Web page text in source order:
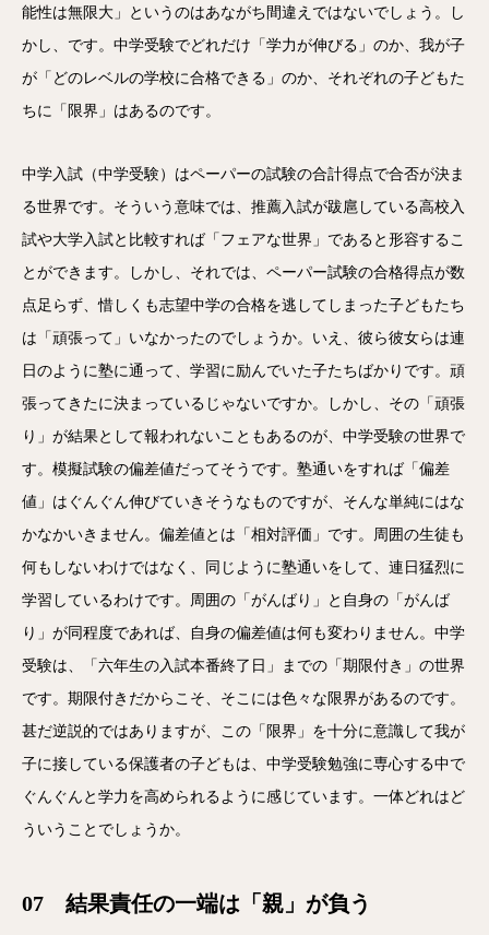
能性は無限大」というのはあながち間違えではないでしょう。し
かし、です。中学受験でどれだけ「学力が伸びる」のか、我が子
が「どのレベルの学校に合格できる」のか、それぞれの子どもた
ちに「限界」はあるのです。
中学入試（中学受験）はペーパーの試験の合計得点で合否が決ま
る世界です。そういう意味では、推薦入試が跋扈している高校入
試や大学入試と比較すれば「フェアな世界」であると形容するこ
とができます。しかし、それでは、ペーパー試験の合格得点が数
点足らず、惜しくも志望中学の合格を逃してしまった子どもたち
は「頑張って」いなかったのでしょうか。いえ、彼ら彼女らは連
日のように塾に通って、学習に励んでいた子たちばかりです。頑
張ってきたに決まっているじゃないですか。しかし、その「頑張
り」が結果として報われないこともあるのが、中学受験の世界で
す。模擬試験の偏差値だってそうです。塾通いをすれば「偏差
値」はぐんぐん伸びていきそうなものですが、そんな単純にはな
かなかいきません。偏差値とは「相対評価」です。周囲の生徒も
何もしないわけではなく、同じように塾通いをして、連日猛烈に
学習しているわけです。周囲の「がんばり」と自身の「がんば
り」が同程度であれば、自身の偏差値は何も変わりません。中学
受験は、「六年生の入試本番終了日」までの「期限付き」の世界
です。期限付きだからこそ、そこには色々な限界があるのです。
甚だ逆説的ではありますが、この「限界」を十分に意識して我が
子に接している保護者の子どもは、中学受験勉強に専心する中で
ぐんぐんと学力を高められるように感じています。一体どれはど
ういうことでしょうか。
07 結果責任の一端は「親」が負う